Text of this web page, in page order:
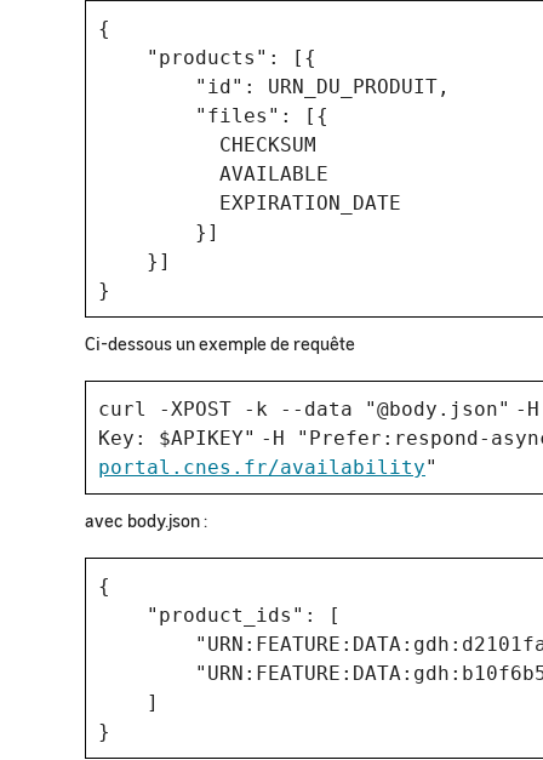
{
"products": [{
"id": URN_DU_PRODUIT,
"files": [{
CHECKSUM
AVAILABLE
EXPIRATION_DATE
}]
}]
}
Ci-dessous un exemple de requête
curl -XPOST -k --data "@body.json" -
Key: $APIKEY" -H
"Prefer:respond-
portal.cnes.fr/availability"
avec body.json :
{
"product_ids": [
]
}